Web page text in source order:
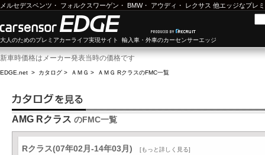
メルセデスベンツ ・ フォルクスワーゲン ・ BMW・ アウディ ・ レクサス 他エッジなプレ
大人のためのプレミアカーライフ実現サイト 輸入車・外車のカーセンサーエッジ
新車時価格はメーカー発表当時の価格です
EDGE.net > カタログ > ＡＭＧ > ＡＭＧ RクラスのFMC一覧
AMG Rクラス のFMC一覧
Rクラス(07年02月-14年03月) [もっと詳しく見る]